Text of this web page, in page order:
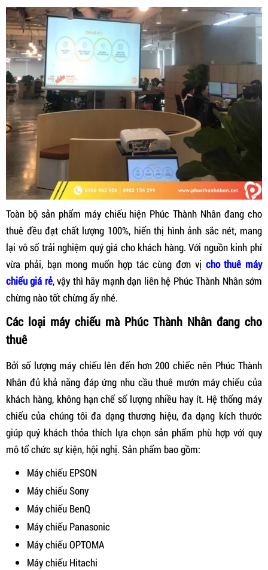
Toàn bộ sản phẩm máy chiếu hiện Phúc Thành Nhân đang cho
thuê đều đạt chất lượng 100%, hiển thị hình ảnh sắc nét, mang
lại vô số trải nghiệm quý giá cho khách hàng. Với nguồn kinh phí
vừa phải, bạn mong muốn hợp tác cùng đơn vị cho thuê máy
chiếu giá rẻ, vậy thì hãy mạnh dạn liên hệ Phúc Thành Nhân sớm
chừng nào tốt chừng ấy nhé.
Các loại máy chiếu mà Phúc Thành Nhân đang cho
thuê
Bởi số lượng máy chiếu lên đến hơn 200 chiếc nên Phúc Thành
Nhân đủ khả năng đáp ứng nhu cầu thuê mướn máy chiếu của
khách hàng, không hạn chế số lượng nhiều hay ít. Hệ thống máy
chiếu của chúng tôi đa dạng thương hiệu, đa dạng kích thước
giúp quý khách thỏa thích lựa chọn sản phẩm phù hợp với quy
mô tổ chức sự kiện, hội nghị. Sản phẩm bao gồm:
Máy chiếu EPSON
Máy chiếu Sony
Máy chiếu BenQ
Máy chiếu Panasonic
Máy chiếu OPTOMA
Máy chiếu Hitachi